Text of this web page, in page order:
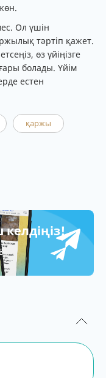
Ол үшін
тәртіп қажет.
өз үйіңізге
болады. Үйім
естен
қаржы
келдіңіз!